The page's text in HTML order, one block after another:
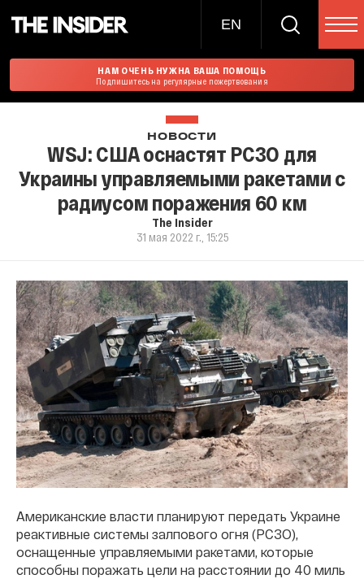
EN
НАМ ОЧЕНЬ НУЖНА ВАША ПОМОЩЬ
Подпишитесь на регулярные пожертвования
НОВОСТИ
WSJ: США оснастят РСЗО для
Украины управляемыми ракетами с
радиусом поражения 60 км
The Insider
31 мая 2022 г., 15:25
Американские власти планируют передать Украине
реактивные системы залпового огня (РСЗО),
оснащенные управляемыми ракетами, которые
способны поражать цели на расстоянии до 40 миль